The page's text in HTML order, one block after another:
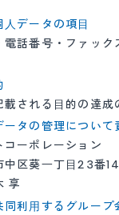
データの項⽬
話番号・ファック
載される⽬的の達成
タの管理について
ーポレーション
中区葵⼀丁⽬23番
享
利⽤するグループ